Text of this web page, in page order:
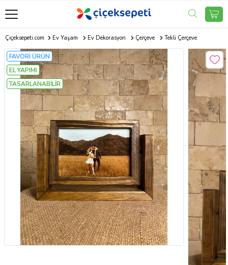
Çiçeksepeti.com Ev Yaşam Ev Dekorasyon Çerçeve Tekli Çerçeve
FAVORİ ÜRÜN
EL YAPIMI
TASARLANABİLİR